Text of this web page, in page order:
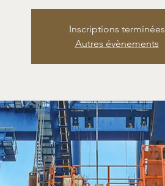
Inscriptions terminées
Autres évènements